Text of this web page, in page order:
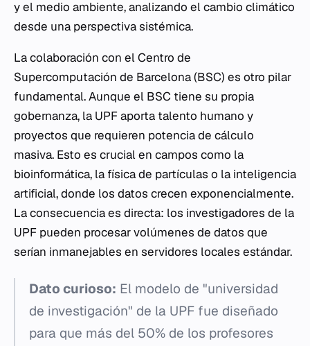
y el medio ambiente, analizando el cambio climático
desde una perspectiva sistémica.
La colaboración con el Centro de
Supercomputación de Barcelona (BSC) es otro pilar
fundamental. Aunque el BSC tiene su propia
gobernanza, la UPF aporta talento humano y
proyectos que requieren potencia de cálculo
masiva. Esto es crucial en campos como la
bioinformática, la física de partículas o la inteligencia
artificial, donde los datos crecen exponencialmente.
La consecuencia es directa: los investigadores de la
UPF pueden procesar volúmenes de datos que
serían inmanejables en servidores locales estándar.
Dato curioso: El modelo de "universidad
de investigación" de la UPF fue diseñado
para que más del 50% de los profesores